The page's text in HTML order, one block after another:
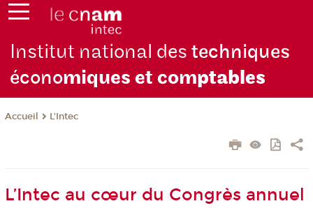
Institut national destechniques
économiques et comptables
Accueil L'Intec
L’Intec au cœur du Congrès annuel